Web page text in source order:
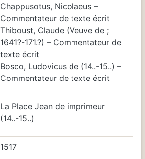
Chappusotus, Nicolaeus –
Commentateur de texte écrit
Thiboust, Claude (Veuve de ;
1641?-171.?) – Commentateur de
texte écrit
Bosco, Ludovicus de (14..-15..) –
Commentateur de texte écrit
La Place Jean de imprimeur
(14..-15..)
1517